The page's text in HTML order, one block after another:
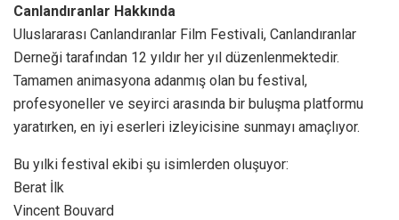
Canlandıranlar Hakkında
Uluslararası Canlandıranlar Film Festivali, Canlandıranlar
Derneği tarafından 12 yıldır her yıl düzenlenmektedir.
Tamamen animasyona adanmış olan bu festival,
profesyoneller ve seyirci arasında bir buluşma platformu
yaratırken, en iyi eserleri izleyicisine sunmayı amaçlıyor.
Bu yılki festival ekibi şu isimlerden oluşuyor:
Berat İlk
Vincent Bouvard